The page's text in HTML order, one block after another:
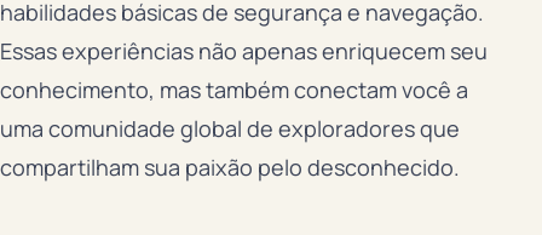
habilidades básicas de segurança e navegação.
Essas experiências não apenas enriquecem seu
conhecimento, mas também conectam você a
uma comunidade global de exploradores que
compartilham sua paixão pelo desconhecido.